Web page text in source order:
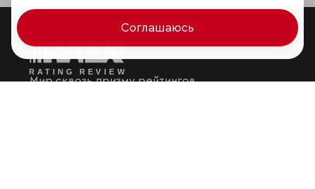
Мир сквозь призму рейтингов
Соглашаюсь